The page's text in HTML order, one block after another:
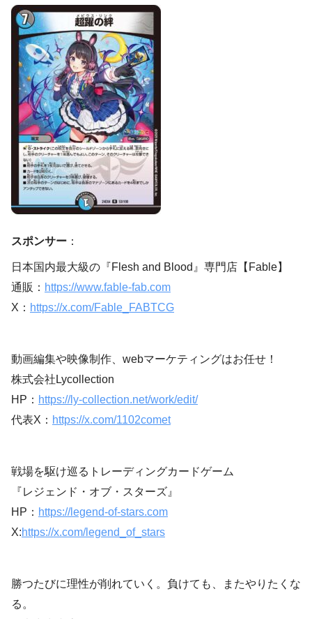
スポンサー ：
日本国内最大級の『Flesh and Blood』専門店【Fable】
通販： https://www.fable-fab.com
X： https://x.com/Fable_FABTCG
動画編集や映像制作、webマーケティングはお任せ！
株式会社Lycollection
HP： https://ly-collection.net/work/edit/
代表X： https://x.com/1102comet
戦場を駆け巡るトレーディングカードゲーム
『レジェンド・オブ・スターズ』
HP： https://legend-of-stars.com
X:https://x.com/legend_of_stars
勝つたびに理性が削れていく。負けても、またやりたくな
る。